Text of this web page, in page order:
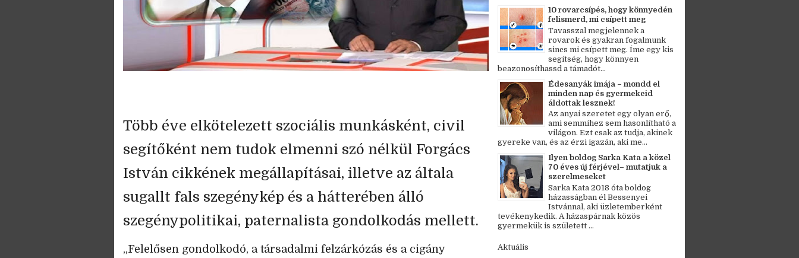
Több éve elkötelezett szociális munkásként, civil
segítőként nem tudok elmenni szó nélkül Forgács
István cikkének megállapításai, illetve az általa
sugallt fals szegénykép és a hátterében álló
szegénypolitikai, paternalista gondolkodás mellett.
„Felelősen gondolkodó, a társadalmi felzárkózás és a cigány
10 rovarcsípés, hogy könnyedén
felismerd, mi csípett meg
Tavasszal megjelennek a
rovarok és gyakran fogalmunk
sincs mi csípett meg. Íme egy kis
segítség, hogy könnyen
beazonosíthassd a támadót...
Édesanyák imája – mondd el
minden nap és gyermekeid
áldottak lesznek!
Az anyai szeretet egy olyan erő,
ami semmihez sem hasonlítható a
világon. Ezt csak az tudja, akinek
gyereke van, és az érzi igazán, aki me...
Ilyen boldog Sarka Kata a közel
70 éves új férjével– mutatjuk a
szerelmeseket
Sarka Kata 2018 óta boldog
házasságban él Bessenyei
Istvánnal, aki üzletemberként
tevékenykedik. A házaspárnak közös
gyermekük is született ...
Aktuális